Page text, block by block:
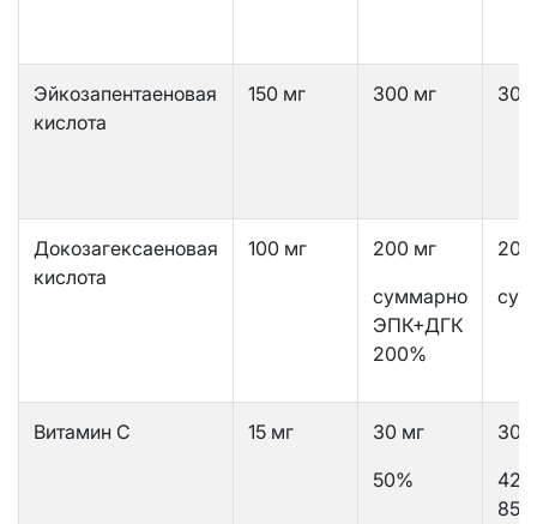
Эйкозапентаеновая
кислота
150 мг 300 мг
Докозагексаеновая
кислота
100 мг
200 мг
суммарно
ЭПК+ДГК
200%
Витамин С 15 мг
30 мг
50%
30-